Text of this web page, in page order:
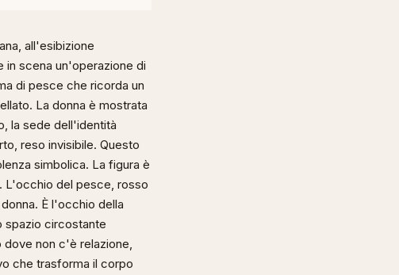
all'esibizione
scena un'operazione di
di pesce che ricorda un
La donna è mostrata
la sede dell'identità
reso invisibile. Questo
simbolica. La figura è
L'occhio del pesce, rosso
È l'occhio della
spazio circostante
non c'è relazione,
che trasforma il corpo